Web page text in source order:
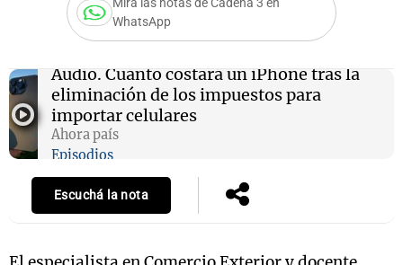
Mirá las notas de Cadena 3 en
WhatsApp
Audio. Cuánto costará un iPhone tras la
eliminación de los impuestos para
importar celulares
Ahora país
Episodios
Escuchá la nota
Notas
Mundial 2026
Notas
Cadena 3